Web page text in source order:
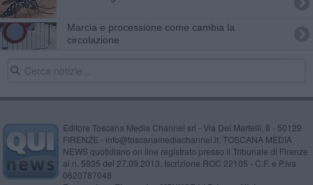
Marcia e processione come cambia la
circolazione
Editore Toscana Media Channel srl - Via Dei Martelli, 8 - 50129
FIRENZE - info@toscanamediachannel.it. TOSCANA MEDIA
NEWS quotidiano on line registrato presso il Tribunale di Firenze
al n. 5935 del 27.09.2013. Iscrizione ROC 22105 - C.F. e P.Iva
0620787048